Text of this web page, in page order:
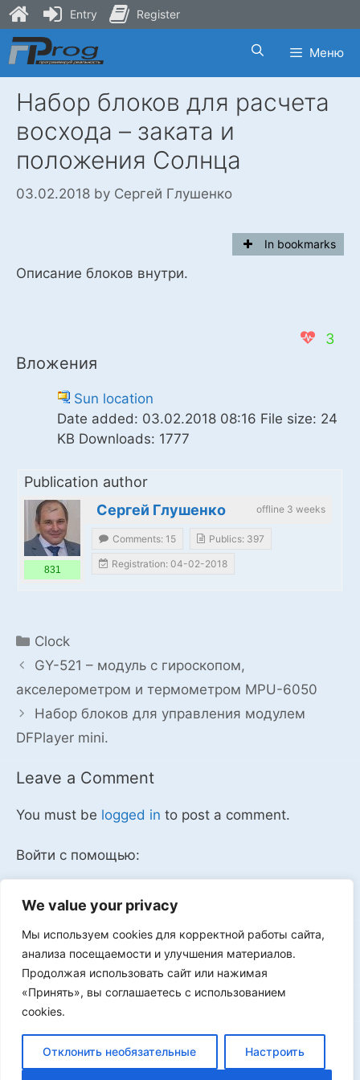
We value your privacy
Мы используем cookies для корректной работы сайта,
анализа посещаемости и улучшения материалов.
Продолжая использовать сайт или нажимая
«Принять», вы соглашаетесь с использованием
cookies.
Отклонить необязательные Настроить
Skip
to
content
Меню
Набор блоков для расчета
восхода – заката и
положения Солнца
03.02.2018 by Сергей Глушенко
In bookmarks
Описание блоков внутри.
3
Вложения
Sun location
Date added: 03.02.2018 08:16 File size: 24
KB Downloads: 1777
Publication author
offline 3 weeks
Сергей Глушенко
831
Comments: 15 Publics: 397
Registration: 04-02-2018
Categories
Clock
GY-521 – модуль с гироскопом,
акселерометром и термометром MPU-6050
Набор блоков для управления модулем
DFPlayer mini.
Leave a Comment
You must be logged in to post a comment.
Войти с помощью:
Мы в VK
Реклама
Entry Register